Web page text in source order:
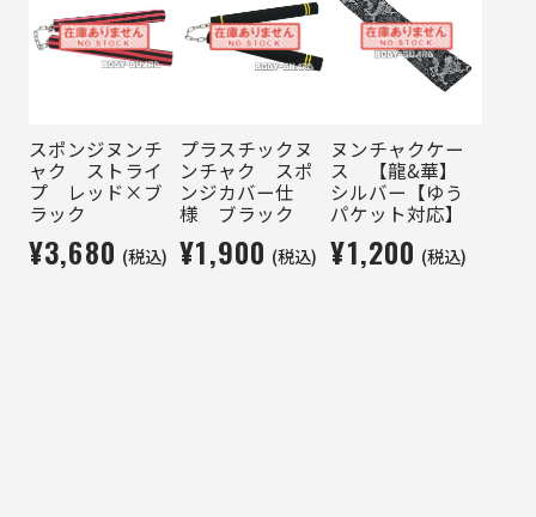
スポンジヌンチ
ャク ストライ
プ レッド×ブ
ラック
¥3,680 (税込)
プラスチックヌ
ンチャク スポ
ンジカバー仕
様 ブラック
¥1,900 (税込)
ヌンチャクケー
ス 【龍&華】
シルバー【ゆう
パケット対応】
¥1,200 (税込)